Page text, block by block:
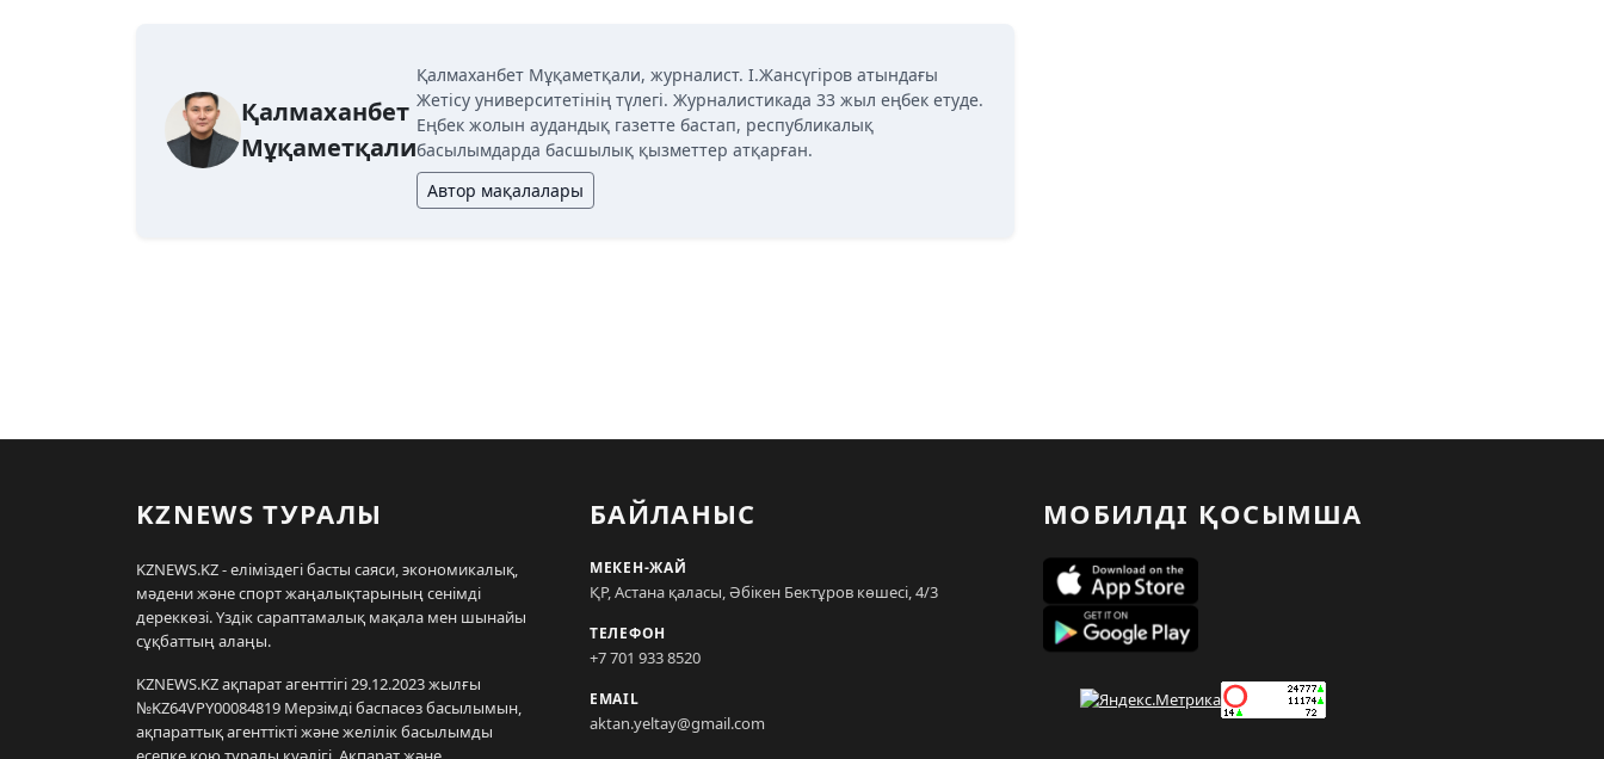
Қалмаханбет
Мұқаметқали
Қалмаханбет Мұқаметқали, журналист. І.Жансүгіров атындағы
Жетісу университетінің түлегі. Журналистикада 33 жыл еңбек етуде.
Еңбек жолын аудандық газетте бастап, республикалық
басылымдарда басшылық қызметтер атқарған.
Автор мақалалары
KZNEWS ТУРАЛЫ
KZNEWS.KZ - еліміздегі басты саяси, экономикалық,
мәдени және спорт жаңалықтарының сенімді
дереккөзі. Үздік сараптамалық мақала мен шынайы
сұқбаттың алаңы.
KZNEWS.KZ ақпарат агенттігі 29.12.2023 жылғы
№KZ64VPY00084819 Мерзімді баспасөз басылымын,
ақпараттық агенттікті және желілік басылымды
БАЙЛАНЫС
МЕКЕН-ЖАЙ
ҚР, Астана қаласы, Әбікен Бектұров көшесі, 4/3
ТЕЛЕФОН
+7 701 933 8520
EMAIL
aktan.yeltay@gmail.com
МОБИЛДІ ҚОСЫМША